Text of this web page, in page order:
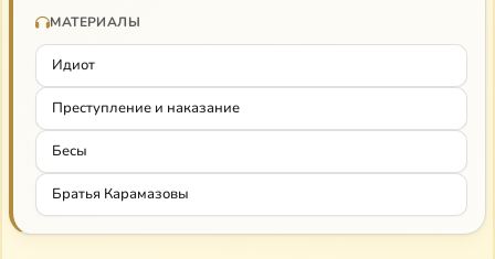
МАТЕРИАЛЫ
Идиот
Преступление и наказание
Бесы
Братья Карамазовы